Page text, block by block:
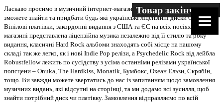
Ласкаво просимо в музичний інтернет-магазин “Два меломани”. У нас Ви
зможете знайти та придбати будь-які українські ліцензійні диски CD, DVD,
Вінілові платівки; закордонні видання з США та ЄС на всіх носіях. В
магазині представлена ліцензійна музика незалежно від її стилю та року
видання, класичні Hard Rock альбоми знаходять собі місце на нашому
складі так же легко, як і нові Indie Pop релізи, а Psychedelic Rock від лейбла
Robustfellow лежить по сусідству з усіма останніми релізами української
попсцени – Onuka, The Hardkiss, Monatik, Бумбокс, Океан Ельзи, Скрябін,
тощо. Ви завжди можете звертатись до нас із запитанням щодо замовлення
музичних видань, які відсутні на сторінці, та ми додамо всі зусилля, щоб
знайти потрібний диск чи платівку. Замовлення відправляємо по всій
Товар закінчився
Товар закінчився
Товар закінчився